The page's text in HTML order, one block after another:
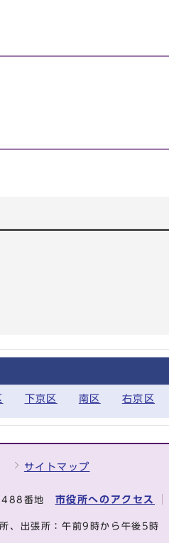
下京区 南区 右京区
サイトマップ
488番地 市役所へのアクセス
所、出張所：午前9時から午後5時